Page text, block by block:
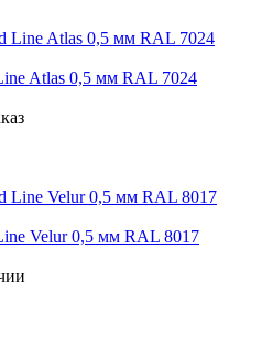
Atlas 0,5 мм RAL 7024
Velur 0,5 мм RAL 8017